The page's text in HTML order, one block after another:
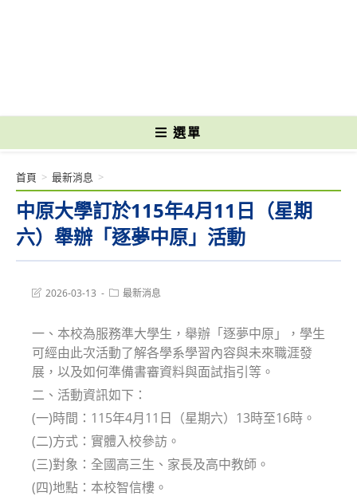
選單
中原大學訂於115年4月11日（星期
六）舉辦「逐夢中原」活動
首頁 > 最新消息 >
Post2026-03-13
Post最新消息
一、本校為服務準大學生，舉辦「逐夢中原」，學生
可經由此次活動了解各學系學習內容與未來職涯發
展，以及如何準備書審資料與面試指引等。
二、活動資訊如下：
(一)時間：115年4月11日（星期六）13時至16時。
(二)方式：實體入校參訪。
(三)對象：全國高三生、家長及高中教師。
(四)地點：本校智信樓。